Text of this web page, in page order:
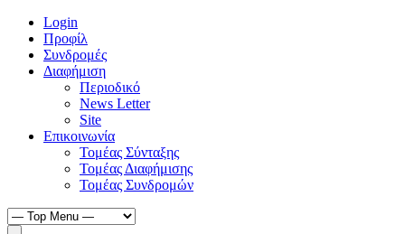
Login
Προφίλ
Συνδρομές
Διαφήμιση
Περιοδικό
News Letter
Site
Επικοινωνία
Τομέας Σύνταξης
Τομέας Διαφήμισης
Τομέας Συνδρομών